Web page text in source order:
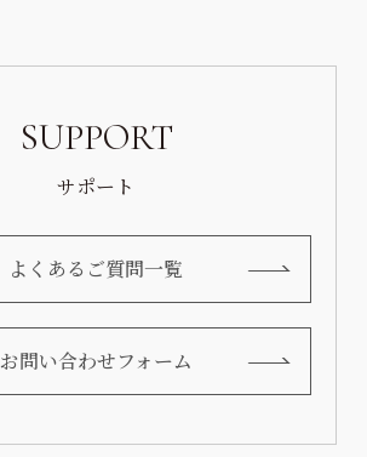
SUPPORT
サポート
よくあるご質問一覧
お問い合わせフォーム